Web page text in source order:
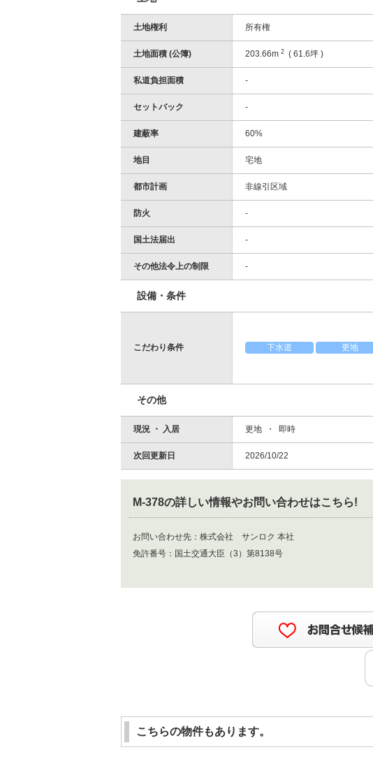
土地権利 所有権
土地面積 (公簿) 203.66m 2 ( 61.6坪 )
私道負担面積 -
セットバック -
建蔽率 60%
地目 宅地
都市計画 非線引区域
防火 -
国土法届出 -
その他法令上の制限 -
設備・条件
こだわり条件 下水道 更地
その他
現況 ・ 入居 更地 ・ 即時
次回更新日 2026/10/22
M-378の詳しい情報やお問い合わせはこちら!
お問い合わせ先： 株式会社 サンロク 本社
免許番号： 国土交通大臣（3）第8138号
こちらの物件もあります。